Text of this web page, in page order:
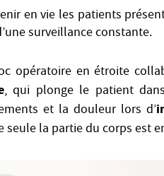
en vie les patients
surveillance constante.
opératoire en étroite
, qui plonge le patient
et la douleur lors d’
seule la partie du corps est